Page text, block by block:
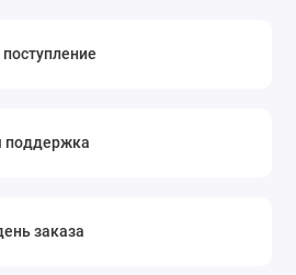
поддержка
заказа